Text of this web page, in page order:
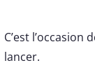
C’est
lancer.